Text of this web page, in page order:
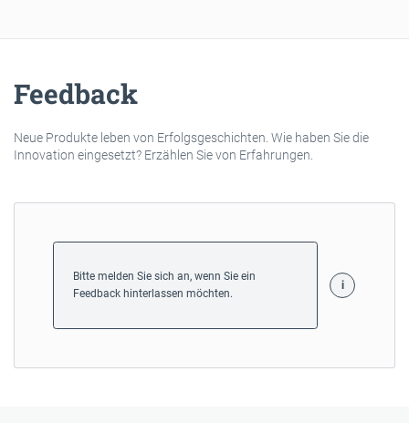
Feedback
Neue Produkte leben von Erfolgsgeschichten. Wie haben Sie die
Innovation eingesetzt? Erzählen Sie von Erfahrungen.
Bitte melden Sie sich an, wenn Sie ein
Feedback hinterlassen möchten.